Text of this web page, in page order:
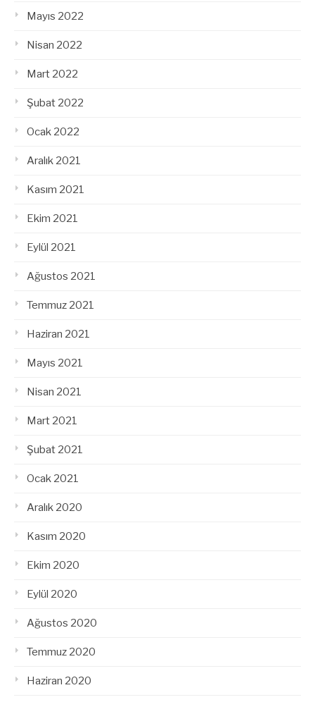
Mayıs 2022
Nisan 2022
Mart 2022
Şubat 2022
Ocak 2022
Aralık 2021
Kasım 2021
Ekim 2021
Eylül 2021
Ağustos 2021
Temmuz 2021
Haziran 2021
Mayıs 2021
Nisan 2021
Mart 2021
Şubat 2021
Ocak 2021
Aralık 2020
Kasım 2020
Ekim 2020
Eylül 2020
Ağustos 2020
Temmuz 2020
Haziran 2020